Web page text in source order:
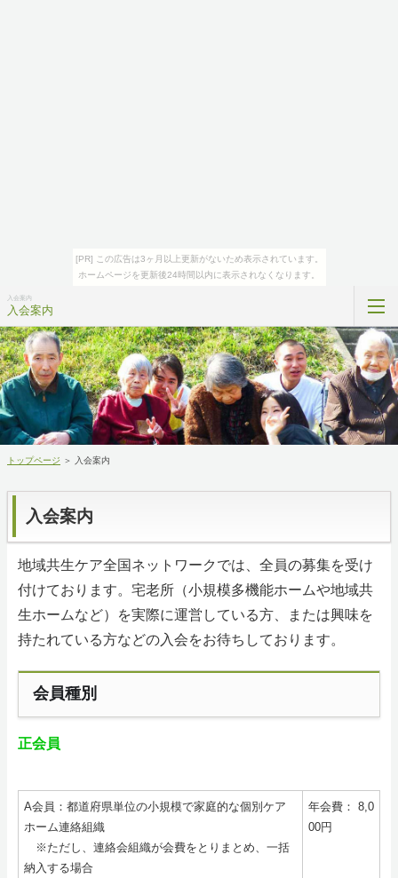
[PR] この広告は3ヶ月以上更新がないため表示されています。
ホームページを更新後24時間以内に表示されなくなります。
入会案内
入会案内
トップページ
地域共生ケア全国ネットワークとは
都道府県連絡会
入会案内
お問い合わせ先
ホーム
サイトマップ
トップページ ＞ 入会案内
入会案内
地域共生ケア全国ネットワークでは、全員の募集を受け
付けております。宅老所（小規模多機能ホームや地域共
生ホームなど）を実際に運営している方、または興味を
持たれている方などの入会をお待ちしております。
会員種別
正会員
A会員：都道府県単位の小規模で家庭的な個別ケア
ホーム連絡組織
※ただし、連絡会組織が会費をとりまとめ、一括
納入する場合
年会費： 8,0
00円